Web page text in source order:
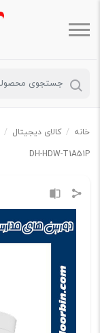
خانه / کالای دیجیتال /
DH-HDW-T1A51P